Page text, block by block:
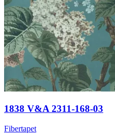
1838 V&A 2311-168-03
Fibertapet